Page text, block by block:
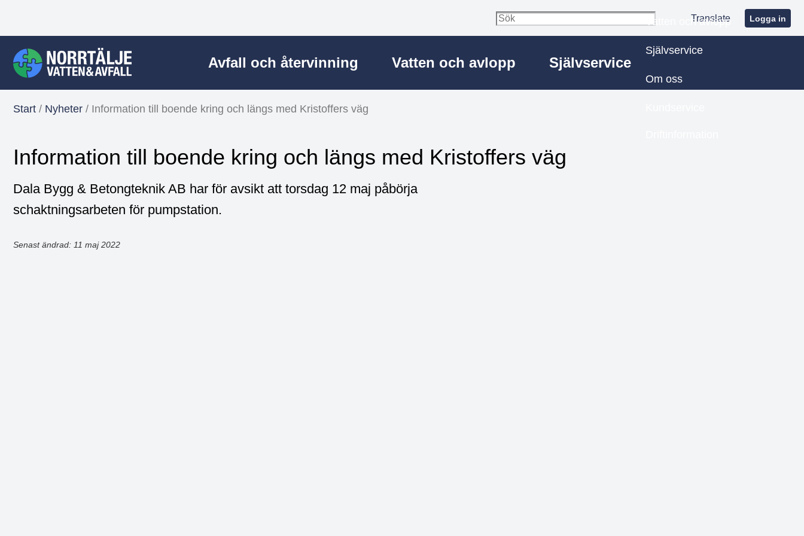
Translate Logga in
Avfall och återvinning Vatten och avlopp Självservice
Vatten och avlopp
Självservice
Om oss
Start / Nyheter / Information till boende kring och längs med Kristoffers väg
Information till boende kring och längs med Kristoffers väg
Dala Bygg & Betongteknik AB har för avsikt att torsdag 12 maj påbörja
schaktningsarbeten för pumpstation.
Senast ändrad: 11 maj 2022